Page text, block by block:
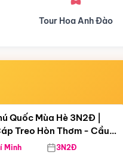
Du lịch Mùa Hè
08:18:45
Treo Hòn Thơm
Quốc Mùa Hè 3N2Đ |
Treo Hòn Thơm - Cầu
Viên Nước Aquatopia
Minh 3N2Đ